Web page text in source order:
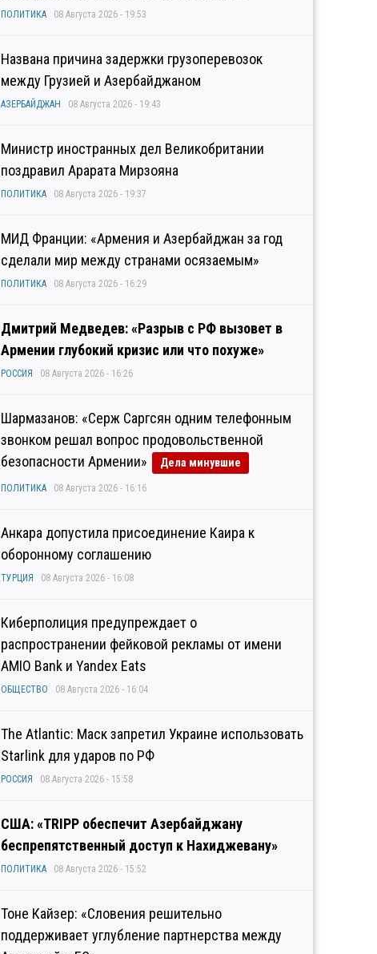
ПОЛИТИКА 08 Августа 2026 - 19:53
Названа причина задержки грузоперевозок
между Грузией и Азербайджаном
АЗЕРБАЙДЖАН 08 Августа 2026 - 19:43
Министр иностранных дел Великобритании
поздравил Арарата Мирзояна
ПОЛИТИКА 08 Августа 2026 - 19:37
МИД Франции: «Армения и Азербайджан за год
сделали мир между странами осязаемым»
ПОЛИТИКА 08 Августа 2026 - 16:29
Дмитрий Медведев: «Разрыв с РФ вызовет в
Армении глубокий кризис или что похуже»
РОССИЯ 08 Августа 2026 - 16:26
Шармазанов: «Серж Саргсян одним телефонным
звонком решал вопрос продовольственной
безопасности Армении»
Дела минувшие
ПОЛИТИКА 08 Августа 2026 - 16:16
Анкара допустила присоединение Каира к
оборонному соглашению
ТУРЦИЯ 08 Августа 2026 - 16:08
Киберполиция предупреждает о
распространении фейковой рекламы от имени
AMIO Bank и Yandex Eats
ОБЩЕСТВО 08 Августа 2026 - 16:04
The Atlantic: Маск запретил Украине использовать
Starlink для ударов по РФ
РОССИЯ 08 Августа 2026 - 15:58
США: «TRIPP обеспечит Азербайджану
беспрепятственный доступ к Нахиджевану»
ПОЛИТИКА 08 Августа 2026 - 15:52
Тоне Кайзер: «Словения решительно
поддерживает углубление партнерства между